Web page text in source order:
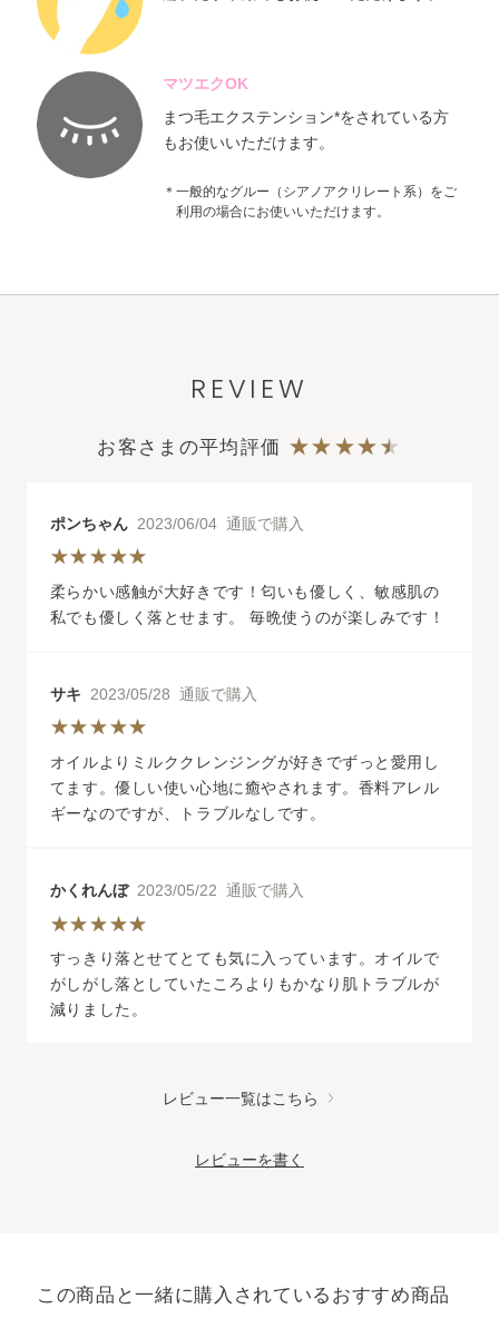
マツエクOK
まつ毛エクステンション*をされている方
もお使いいただけます。
＊一般的なグルー（シアノアクリレート系）をご
利用の場合にお使いいただけます。
REVIEW
お客さまの平均評価
ポンちゃん2023/06/04 通販で購入
柔らかい感触が大好きです！匂いも優しく、敏感肌の
私でも優しく落とせます。 毎晩使うのが楽しみです！
サキ 2023/05/28 通販で購入
オイルよりミルククレンジングが好きでずっと愛用し
てます。優しい使い心地に癒やされます。香料アレル
ギーなのですが、トラブルなしです。
かくれんぼ2023/05/22 通販で購入
すっきり落とせてとても気に入っています。オイルで
がしがし落としていたころよりもかなり肌トラブルが
減りました。
レビュー一覧はこちら
レビューを書く
この商品と一緒に購入されているおすすめ商品